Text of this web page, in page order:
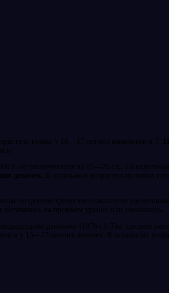
только у 16—17-летних мальчи­ков и 7,
он увеличивался на 15—20 ед., а в
девочек . В остальных возрастно-половых
антропометрические показатели
на прежнем уровне или снижались.
данными (1976 г.). Так, среднее
и у 15—17-летних девочек. В остальных